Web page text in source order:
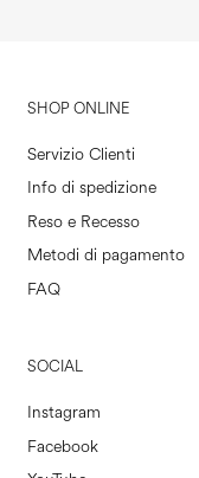
SHOP ONLINE
Servizio Clienti
Info di spedizione
Reso e Recesso
Metodi di pagamento
FAQ
SOCIAL
Instagram
Facebook